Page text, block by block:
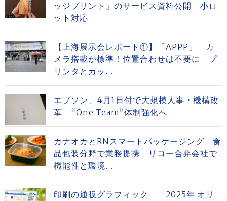
ッジプリント」のサービス資料公開 小ロ
ット対応
【上海展示会レポート①】「APPP」 カ
メラ搭載が標準！位置合わせは不要に プ
リンタとカッ...
エプソン、4月1日付で大規模人事・機構改
革 “One Team”体制強化へ
カナオカとRNスマートパッケージング 食
品包装分野で業務提携 リコー合弁会社で
機能性と環境...
印刷の通販グラフィック 「2025年 オリ